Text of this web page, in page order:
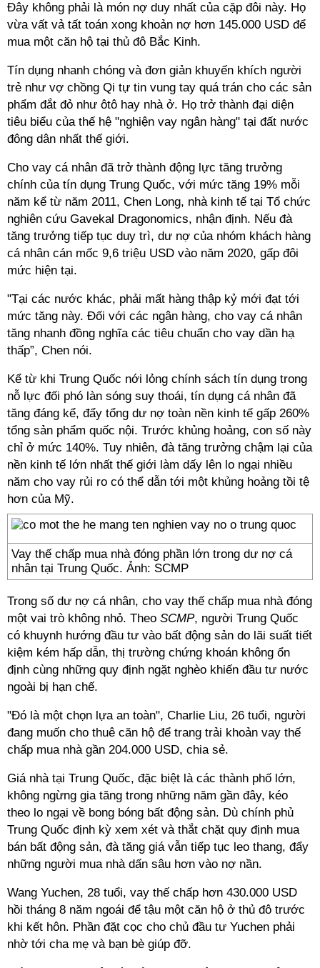
Đây không phải là món nợ duy nhất của cặp đôi này. Họ
vừa vất vả tất toán xong khoản nợ hơn 145.000 USD để
mua một căn hộ tại thủ đô Bắc Kinh.
Tín dụng nhanh chóng và đơn giản khuyến khích người
trẻ như vợ chồng Qi tự tin vung tay quá trán cho các sản
phẩm đắt đỏ như ôtô hay nhà ở. Họ trở thành đại diện
tiêu biểu của thế hệ "nghiện vay ngân hàng" tại đất nước
đông dân nhất thế giới.
Cho vay cá nhân đã trở thành động lực tăng trưởng
chính của tín dụng Trung Quốc, với mức tăng 19% mỗi
năm kể từ năm 2011, Chen Long, nhà kinh tế tại Tổ chức
nghiên cứu Gavekal Dragonomics, nhận định. Nếu đà
tăng trưởng tiếp tục duy trì, dư nợ của nhóm khách hàng
cá nhân cán mốc 9,6 triệu USD vào năm 2020, gấp đôi
mức hiện tại.
"Tại các nước khác, phải mất hàng thập kỷ mới đạt tới
mức tăng này. Đối với các ngân hàng, cho vay cá nhân
tăng nhanh đồng nghĩa các tiêu chuẩn cho vay dần hạ
thấp”, Chen nói.
Kể từ khi Trung Quốc nới lỏng chính sách tín dụng trong
nỗ lực đối phó làn sóng suy thoái, tín dụng cá nhân đã
tăng đáng kể, đẩy tổng dư nợ toàn nền kinh tế gấp 260%
tổng sản phẩm quốc nội. Trước khủng hoảng, con số này
chỉ ở mức 140%. Tuy nhiên, đà tăng trưởng chậm lại của
nền kinh tế lớn nhất thế giới làm dấy lên lo ngại nhiều
năm cho vay rủi ro có thể dẫn tới một khủng hoảng tồi tệ
hơn của Mỹ.
Vay thế chấp mua nhà đóng phần lớn trong dư nợ cá
nhân tại Trung Quốc. Ảnh: SCMP
Trong số dư nợ cá nhân, cho vay thế chấp mua nhà đóng
một vai trò không nhỏ. Theo SCMP, người Trung Quốc
có khuynh hướng đầu tư vào bất động sản do lãi suất tiết
kiệm kém hấp dẫn, thị trường chứng khoán không ổn
định cùng những quy định ngặt nghèo khiến đầu tư nước
ngoài bị hạn chế.
"Đó là một chọn lựa an toàn", Charlie Liu, 26 tuổi, người
đang muốn cho thuê căn hộ để trang trải khoản vay thế
chấp mua nhà gần 204.000 USD, chia sẻ.
Giá nhà tại Trung Quốc, đặc biệt là các thành phố lớn,
không ngừng gia tăng trong những năm gần đây, kéo
theo lo ngại về bong bóng bất động sản. Dù chính phủ
Trung Quốc định kỳ xem xét và thắt chặt quy định mua
bán bất động sản, đà tăng giá vẫn tiếp tục leo thang, đẩy
những người mua nhà dấn sâu hơn vào nợ nần.
Wang Yuchen, 28 tuổi, vay thế chấp hơn 430.000 USD
hồi tháng 8 năm ngoái để tậu một căn hộ ở thủ đô trước
khi kết hôn. Phần đặt cọc cho chủ đầu tư Yuchen phải
nhờ tới cha mẹ và bạn bè giúp đỡ.